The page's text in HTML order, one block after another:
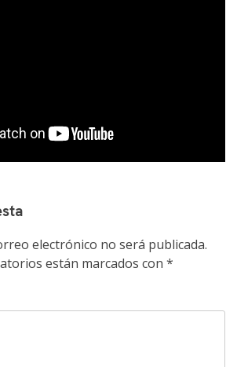
electrónico no será publicada.
están marcados con *